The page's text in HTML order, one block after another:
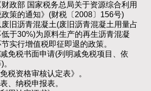
部 国家税务总局关于资源综合利用
策的通知》(财税〔2008〕156号)
沥青混凝土(废旧沥青混凝土用量占
于30%)为原料生产的再生沥青混凝
实行增值税即征即退的政策。
税书面申请(列明减免税项目、依
资格审核认定表》。
纳税申报表。